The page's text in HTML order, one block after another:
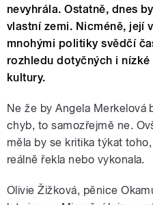
nevyhrála. Ostatně, dnes
vlastní zemi. Nicméně, její
mnohými politiky svědčí
rozhledu dotyčných i
kultury.
Ne že by Angela Merkelová
chyb, to samozřejmě ne.
měla by se kritika týkat
reálně řekla nebo vykonala.
Olivie Žižková, pěnice